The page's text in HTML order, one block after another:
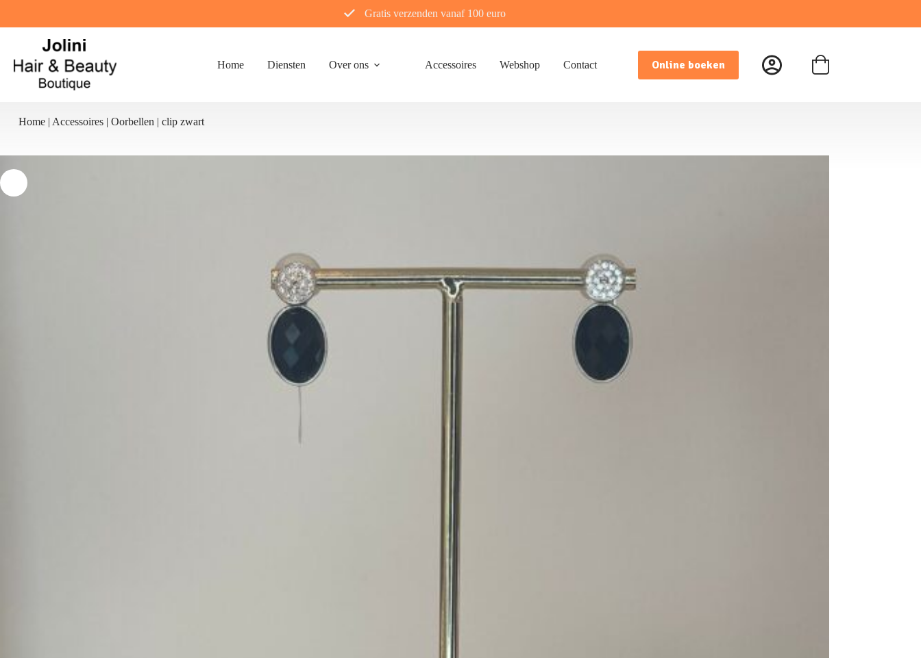
de
Gratis verzenden vanaf 100 euro
Home Diensten Over ons Accessoires Webshop Contact Online boeken Winkelwagen
Home | Accessoires | Oorbellen | clip zwart